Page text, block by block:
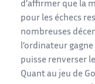
d’affirmer que la
pour les échecs
nombreuses
l’ordinateur
puisse renverser
Quant au jeu de